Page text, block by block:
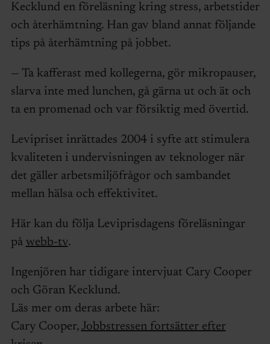
Kecklund en föreläsning kring stress, arbetstider
och återhämtning. Han gav bland annat följande
tips på återhämtning på jobbet.
— Ta kafferast med kollegerna, gör mikropauser,
slarva inte med lunchen, gå gärna ut och ät och
ta en promenad och var försiktig med övertid.
Levipriset inrättades 2004 i syfte att stimulera
kvaliteten i undervisningen av teknologer när
det gäller arbetsmiljöfrågor och sambandet
mellan hälsa och effektivitet.
Här kan du följa Leviprisdagens föreläsningar
på webb-tv.
Ingenjören har tidigare intervjuat Cary Cooper
och Göran Kecklund.
Läs mer om deras arbete här:
Cary Cooper, Jobbstressen fortsätter efter